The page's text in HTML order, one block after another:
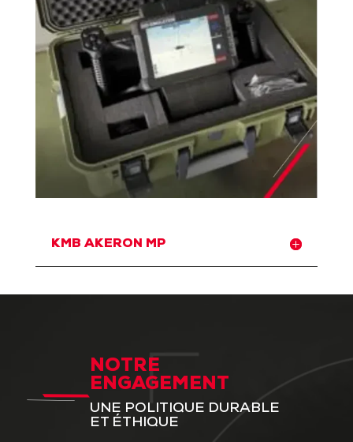
KMB AKERON MP
NOTRE
ENGAGEMENT
UNE POLITIQUE DURABLE
ET ÉTHIQUE